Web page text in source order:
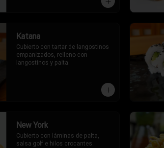
Katana
Cubierto con tartar de langostinos
empanizados, relleno con
langostinos y palta.
New York
Cubierto con láminas de palta,
salsa golf e hilos crocantes.